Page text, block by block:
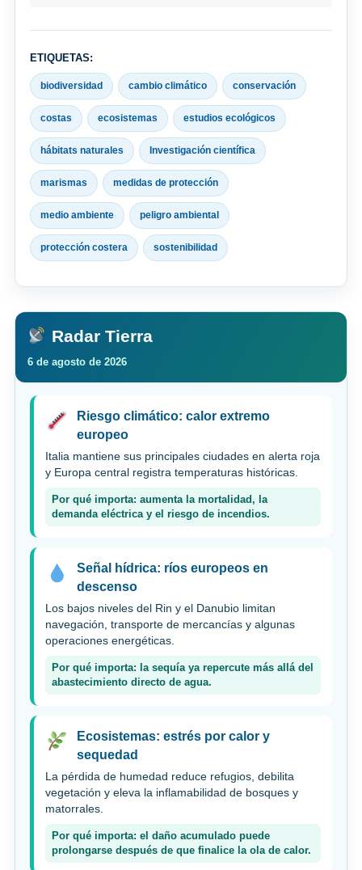
ETIQUETAS:
biodiversidad cambio climático conservación
costas ecosistemas estudios ecológicos
hábitats naturales Investigación científica
marismas medidas de protección
medio ambiente peligro ambiental
protección costera sostenibilidad
Radar Tierra
6 de agosto de 2026
Riesgo climático: calor extremo
europeo
Italia mantiene sus principales ciudades en alerta roja
y Europa central registra temperaturas históricas.
Por qué importa: aumenta la mortalidad, la
demanda eléctrica y el riesgo de incendios.
Señal hídrica: ríos europeos en
descenso
Los bajos niveles del Rin y el Danubio limitan
navegación, transporte de mercancías y algunas
operaciones energéticas.
Por qué importa: la sequía ya repercute más allá del
abastecimiento directo de agua.
Ecosistemas: estrés por calor y
sequedad
La pérdida de humedad reduce refugios, debilita
vegetación y eleva la inflamabilidad de bosques y
matorrales.
Por qué importa: el daño acumulado puede
prolongarse después de que finalice la ola de calor.